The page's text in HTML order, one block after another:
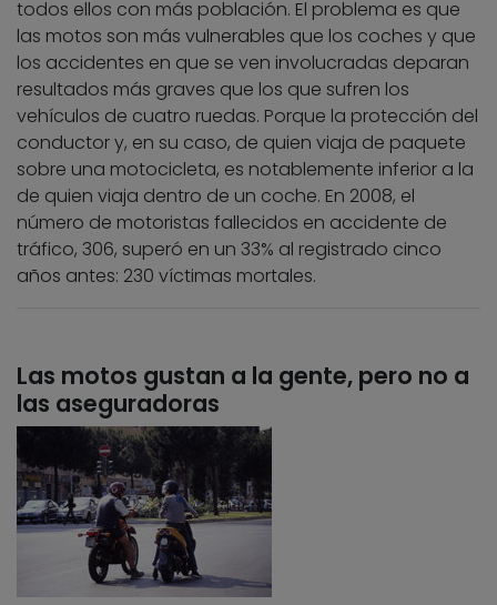
todos ellos con más población. El problema es que
las motos son más vulnerables que los coches y que
los accidentes en que se ven involucradas deparan
resultados más graves que los que sufren los
vehículos de cuatro ruedas. Porque la protección del
conductor y, en su caso, de quien viaja de paquete
sobre una motocicleta, es notablemente inferior a la
de quien viaja dentro de un coche. En 2008, el
número de motoristas fallecidos en accidente de
tráfico, 306, superó en un 33% al registrado cinco
años antes: 230 víctimas mortales.
Las motos gustan a la gente, pero no a
las aseguradoras